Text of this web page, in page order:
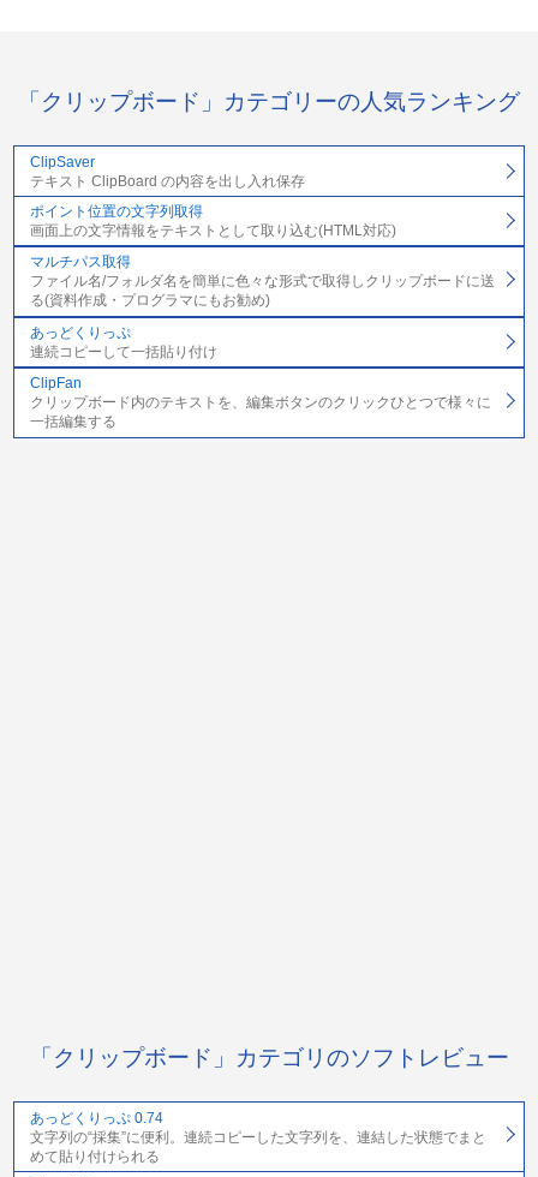
「クリップボード」カテゴリーの人気ランキング
ClipSaver
テキスト ClipBoard の内容を出し入れ保存
ポイント位置の文字列取得
画面上の文字情報をテキストとして取り込む(HTML対応)
マルチパス取得
ファイル名/フォルダ名を簡単に色々な形式で取得しクリップボードに送
る(資料作成・プログラマにもお勧め)
あっどくりっぷ
連続コピーして一括貼り付け
ClipFan
クリップボード内のテキストを、編集ボタンのクリックひとつで様々に
一括編集する
「クリップボード」カテゴリのソフトレビュー
あっどくりっぷ 0.74
文字列の“採集”に便利。連続コピーした文字列を、連結した状態でまと
めて貼り付けられる